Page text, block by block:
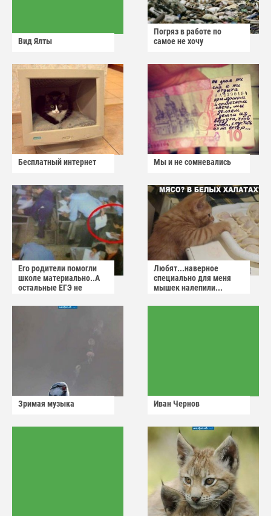
Вид Ялты
Погряз в работе по
самое не хочу
Бесплатный интернет Мы и не сомневались
Его родители помогли
школе материально..А
остальные ЕГЭ не
Любят...наверное
специально для меня
мышек налепили...
Зримая музыка Иван Чернов